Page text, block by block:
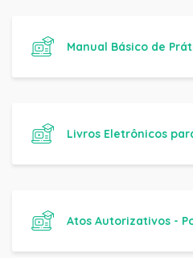
Manual Básico de
Livros Eletrônicos
Atos Autorizativos -